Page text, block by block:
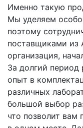
Именно такую
Мы уделяем
поэтому
поставщиками из
организация,
За долгий
опыт в
различных
большой выбор
что позволит вам